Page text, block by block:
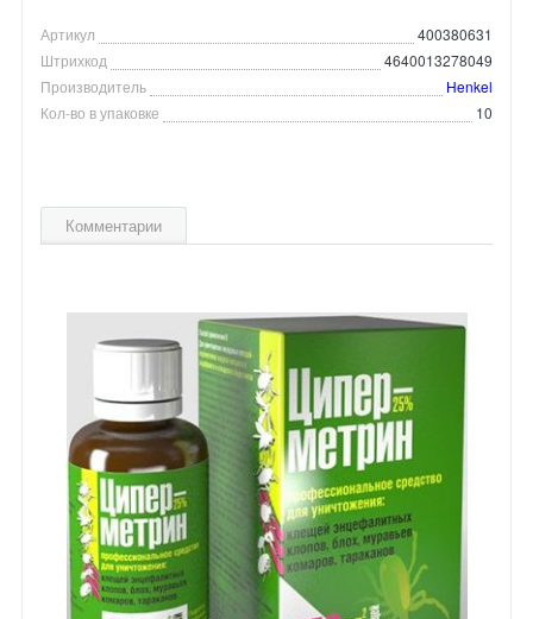
Артикул
400380631
Штрихкод
4640013278049
Производитель
Henkel
Кол-во в упаковке
10
Комментарии